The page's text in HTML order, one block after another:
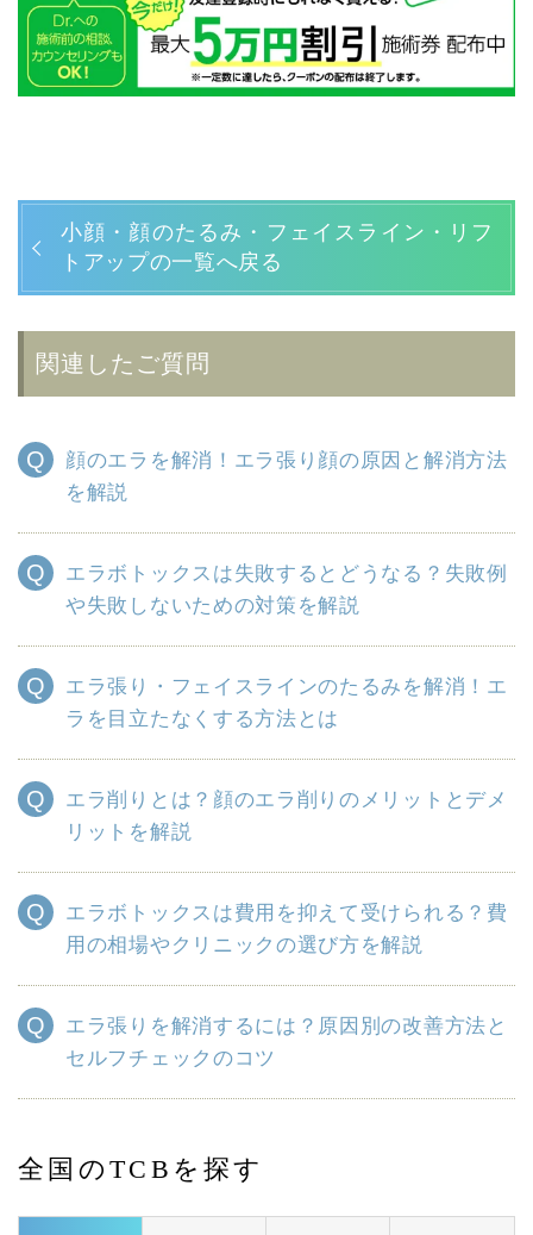
小顔・顔のたるみ・フェイスライン・リフ
トアップの一覧へ戻る
関連したご質問
顔のエラを解消！エラ張り顔の原因と解消方法
を解説
エラボトックスは失敗するとどうなる？失敗例
や失敗しないための対策を解説
エラ張り・フェイスラインのたるみを解消！エ
ラを目立たなくする方法とは
エラ削りとは？顔のエラ削りのメリットとデメ
リットを解説
エラボトックスは費用を抑えて受けられる？費
用の相場やクリニックの選び方を解説
エラ張りを解消するには？原因別の改善方法と
セルフチェックのコツ
全国のTCBを探す